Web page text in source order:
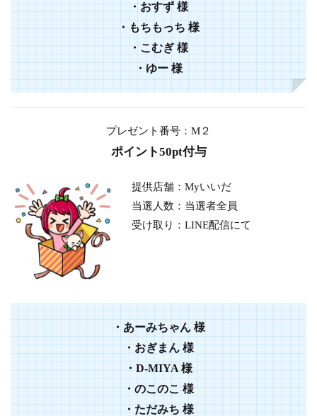
・おすず 様
・もちもっち 様
・こむぎ 様
・ゆー 様
プレゼント番号：M２
ポイント50pt付与
提供店舗：Myいいだ
当選人数：当選者全員
受け取り：LINE配信にて
・あーみちゃん 様
・おぎまん 様
・D-MIYA 様
・のこのこ 様
・ただみち 様